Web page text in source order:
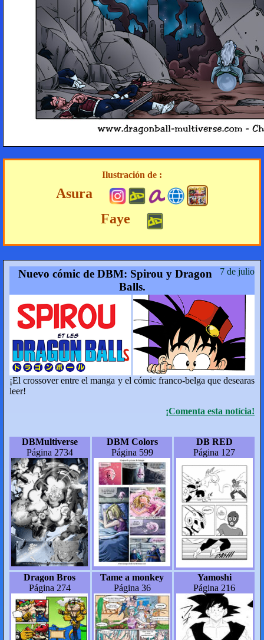
Ilustración de :
Asura
Faye
7 de julio
Nuevo cómic de DBM: Spirou y Dragon
Balls.
¡El crossover entre el manga y el cómic franco-belga que desearas
leer!
¡Comenta esta notícia!
DBMultiverse
Página 2734
DBM Colors
Página 599
DB RED
Página 127
Dragon Bros
Página 274
Tame a monkey
Página 36
Yamoshi
Página 216